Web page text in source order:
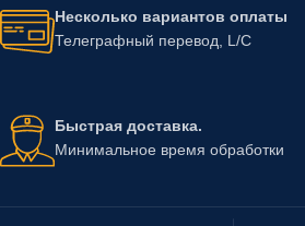
Несколько вариантов оплаты
Телеграфный перевод, L/C
Быстрая доставка.
Минимальное время обработки